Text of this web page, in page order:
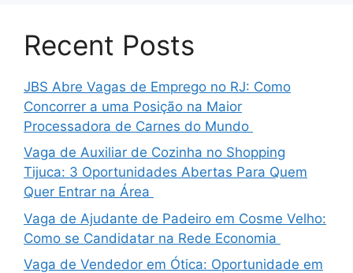
Recent Posts
JBS Abre Vagas de Emprego no RJ: Como
Concorrer a uma Posição na Maior
Processadora de Carnes do Mundo
Vaga de Auxiliar de Cozinha no Shopping
Tijuca: 3 Oportunidades Abertas Para Quem
Quer Entrar na Área
Vaga de Ajudante de Padeiro em Cosme Velho:
Como se Candidatar na Rede Economia
Vaga de Vendedor em Ótica: Oportunidade em